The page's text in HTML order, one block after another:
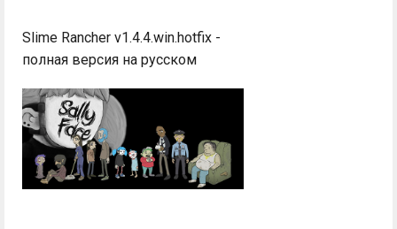
Slime Rancher v1.4.4.win.hotfix -
полная версия на русском